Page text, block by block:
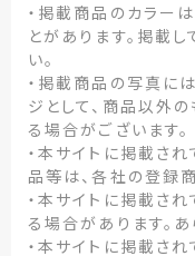
・掲載商品のカラー
とがあります。掲載
い。
・掲載商品の写真に
ジとして、商品以外
る場合がございます。
・本サイトに掲載さ
品等は、各社の登録
・本サイトに掲載さ
る場合があります。
・本サイトに掲載さ